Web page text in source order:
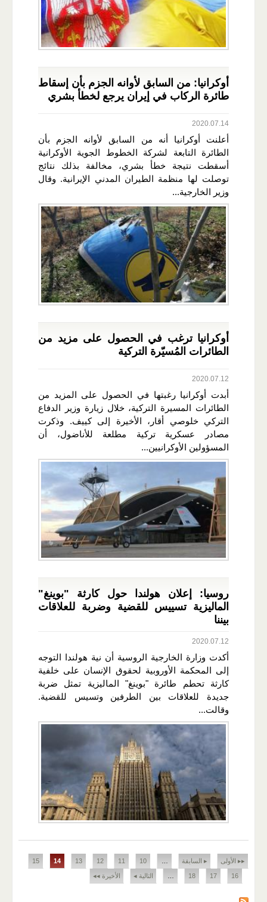
أوكرانيا: من السابق لأوانه الجزم بأن إسقاط
طائرة الركاب في إيران يرجع لخطأ بشري
2020.07.14
أعلنت أوكرانيا أنه من السابق لأوانه الجزم بأن
الطائرة التابعة لشركة الخطوط الجوية الأوكرانية
أسقطت نتيجة خطأ بشري، مخالفة بذلك نتائج
توصلت لها منظمة الطيران المدني الإيرانية. وقال
وزير الخارجية...
أوكرانيا ترغب في الحصول على مزيد من
الطائرات المُسيّرة التركية
2020.07.12
أبدت أوكرانيا رغبتها في الحصول على المزيد من
الطائرات المسيرة التركية، خلال زيارة وزير الدفاع
التركي خلوصي أقار، الأخيرة إلى كييف. وذكرت
مصادر عسكرية تركية مطلعة للأناضول، أن
المسؤولين الأوكرانيين...
روسيا: إعلان هولندا حول كارثة "بوينغ"
الماليزية تسييس للقضية وضربة للعلاقات
بيننا
2020.07.12
أكدت وزارة الخارجية الروسية أن نية هولندا التوجه
إلى المحكمة الأوروبية لحقوق الإنسان على خلفية
كارثة تحطم طائرة "بوينغ" الماليزية تمثل ضربة
جديدة للعلاقات بين الطرفين وتسيس للقضية.
وقالت...
الصفحات
▸▸ الأولى ▸ السابقة 10
11
12
13
14
15
16
17
18 التالية ◂ الأخيرة ◂◂